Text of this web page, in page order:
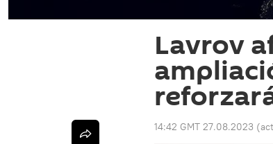
Lavrov
14:42 GMT 27.08.2023